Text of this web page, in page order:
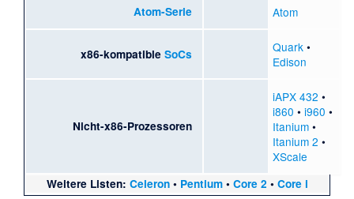
Atom-Serie Atom
x86-kompatible SoCs Quark•
Edison
Nicht-x86-Prozessoren
iAPX 432 •
i860 • i960 •
Itanium•
Itanium 2 •
XScale
Weitere Listen: Celeron• Pentium• Core 2 • Core i